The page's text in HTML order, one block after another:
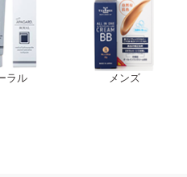
ラル メンズ